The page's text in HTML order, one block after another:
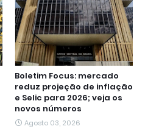
Boletim Focus: mercado
reduz projeção de inflação
e Selic para 2026; veja os
novos números
Agosto 03, 2026